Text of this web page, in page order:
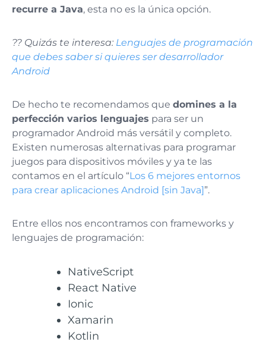
recurre a Java, esta no es la única opción.
?? Quizás te interesa: Lenguajes de programación
que debes saber si quieres ser desarrollador
Android
De hecho te recomendamos que domines a la
perfección varios lenguajes para ser un
programador Android más versátil y completo.
Existen numerosas alternativas para programar
juegos para dispositivos móviles y ya te las
contamos en el artículo “Los 6 mejores entornos
para crear aplicaciones Android [sin Java] ”.
Entre ellos nos encontramos con frameworks y
lenguajes de programación:
NativeScript
React Native
Ionic
Xamarin
Kotlin